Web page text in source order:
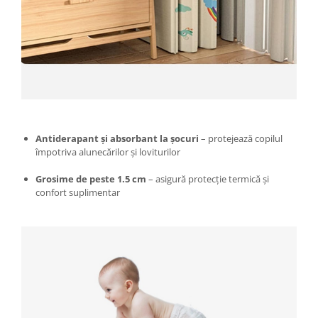
Compresoare auto si pompe
Cricuri
Intretinere interior/exterior
Craciun
Beteala si ghirlande Craciun
Figurine si decoratiuni Craciun
Furtun - Tub - rola craciun
Antiderapant și absorbant la șocuri – protejează copilul
împotriva alunecărilor și loviturilor
Grosime de peste 1.5 cm – asigură protecție termică și
confort suplimentar